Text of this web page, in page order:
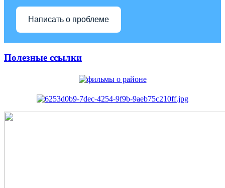
Написать о проблеме
Полезные ссылки